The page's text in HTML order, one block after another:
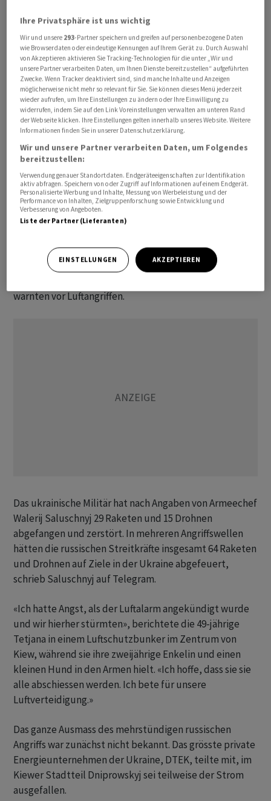
Die russischen Streitkräfte haben nach ukrainischen
Angaben am Mittwochmorgen zur Hauptverkehrszeit
Kiew und andere Städte in mehreren Wellen mit
Raketen angegriffen. Präsident Wolodymyr Selenskyj
zufolge wurden nach bisherigen Erkenntnissen zwei
Menschen bei den Angriffen auf Kiew getötet. «Mehr als
zehn Menschen wurden verletzt.»
Möglicherweise lägen weitere Opfer unter Trümmern,
schrieb Selenskyj auf dem Mitteilungsdienst Telegram.
Dort erklärte zudem Kiews Bürgermeister Vitali
Klitschko, herabstürzende Trümmer abgefangener
Raketen hätten Stromleitungen getroffen. In einigen
Reporter berichteten, kurz vor sieben Uhr Ortszeit
seien laute Detonationen zu hören gewesen. Im ganzen
warnten vor Luftangriffen.
Das ukrainische Militär hat nach Angaben von Armeechef
Walerij Saluschnyj 29 Raketen und 15 Drohnen
abgefangen und zerstört. In mehreren Angriffswellen
hätten die russischen Streitkräfte insgesamt 64 Raketen
und Drohnen auf Ziele in der Ukraine abgefeuert,
schrieb Saluschnyj auf Telegram.
«Ich hatte Angst, als der Luftalarm angekündigt wurde
und wir hierher stürmten», berichtete die 49-jährige
Tetjana in einem Luftschutzbunker im Zentrum von
Kiew, während sie ihre zweijährige Enkelin und einen
kleinen Hund in den Armen hielt. «Ich hoffe, dass sie sie
alle abschiessen werden. Ich bete für unsere
Luftverteidigung.»
Das ganze Ausmass des mehrstündigen russischen
Angriffs war zunächst nicht bekannt. Das grösste private
Energieunternehmen der Ukraine, DTEK, teilte mit, im
Kiewer Stadtteil Dniprowskyj sei teilweise der Strom
ausgefallen.
Ihre Privatsphäre ist uns wichtig
Wir und unsere 293-Partner speichern und greifen auf personenbezogene Daten
wie Browserdaten oder eindeutige Kennungen auf Ihrem Gerät zu. Durch Auswahl
von Akzeptieren aktivieren Sie Tracking-Technologien für die unter „Wir und
unsere Partner verarbeiten Daten, um Ihnen Dienste bereitzustellen“ aufgeführten
Zwecke. Wenn Tracker deaktiviert sind, sind manche Inhalte und Anzeigen
möglicherweise nicht mehr so relevant für Sie. Sie können dieses Menü jederzeit
wieder aufrufen, um Ihre Einstellungen zu ändern oder Ihre Einwilligung zu
widerrufen, indem Sie auf den Link Voreinstellungen verwalten am unteren Rand
der Webseite klicken. Ihre Einstellungen gelten innerhalb unseres Website. Weitere
Informationen finden Sie in unserer Datenschutzerklärung.
Wir und unsere Partner verarbeiten Daten, um Folgendes
bereitzustellen:
Verwendung genauer Standortdaten. Endgeräteeigenschaften zur Identifikation
aktiv abfragen. Speichern von oder Zugriff auf Informationen auf einem Endgerät.
Personalisierte Werbung und Inhalte, Messung von Werbeleistung und der
Performance von Inhalten, Zielgruppenforschung sowie Entwicklung und
Verbesserung von Angeboten.
Liste der Partner (Lieferanten)
EINSTELLUNGEN AKZEPTIEREN